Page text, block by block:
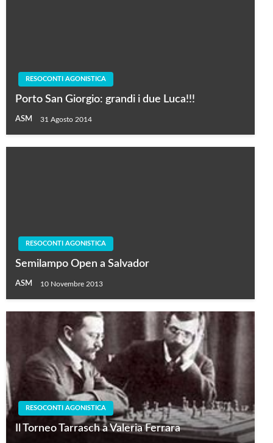
RESOCONTI AGONISTICA
Porto San Giorgio: grandi i due Luca!!!
ASM 31 Agosto 2014
RESOCONTI AGONISTICA
Semilampo Open a Salvador
ASM 10 Novembre 2013
RESOCONTI AGONISTICA
Il Torneo Tarrasch a Valeria Ferrara